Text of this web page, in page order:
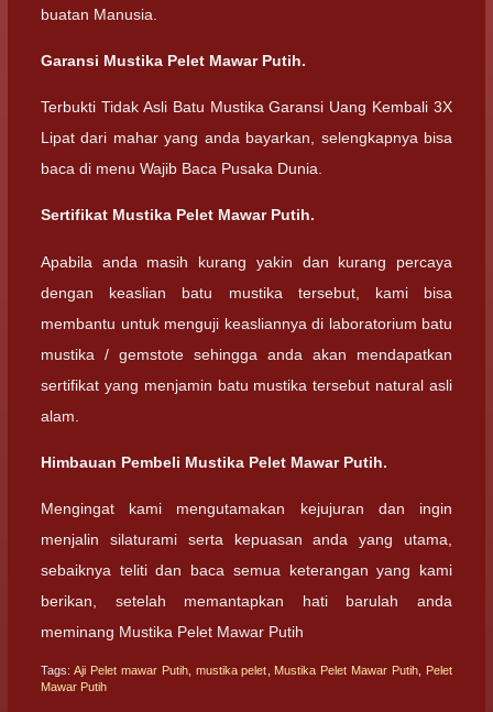
buatan Manusia.
Garansi Mustika Pelet Mawar Putih.
Terbukti Tidak Asli Batu Mustika Garansi Uang Kembali 3X
Lipat dari mahar yang anda bayarkan, selengkapnya bisa
baca di menu Wajib Baca Pusaka Dunia.
Sertifikat Mustika Pelet Mawar Putih.
Apabila anda masih kurang yakin dan kurang percaya
dengan keaslian batu mustika tersebut, kami bisa
membantu untuk menguji keasliannya di laboratorium batu
mustika / gemstote sehingga anda akan mendapatkan
sertifikat yang menjamin batu mustika tersebut natural asli
alam.
Himbauan Pembeli Mustika Pelet Mawar Putih.
Mengingat kami mengutamakan kejujuran dan ingin
menjalin silaturami serta kepuasan anda yang utama,
sebaiknya teliti dan baca semua keterangan yang kami
berikan, setelah memantapkan hati barulah anda
meminang Mustika Pelet Mawar Putih
Tags: Aji Pelet mawar Putih, mustika pelet Mustika Pelet Mawar Putih
Pelet
Mawar Putih